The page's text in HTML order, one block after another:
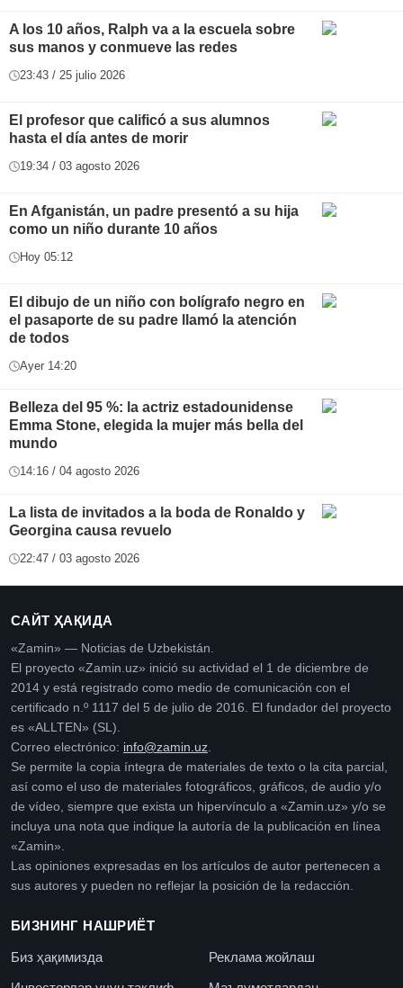
A los 10 años, Ralph va a la escuela sobre
sus manos y conmueve las redes
23:43 / 25 julio 2026
El profesor que calificó a sus alumnos
hasta el día antes de morir
19:34 / 03 agosto 2026
En Afganistán, un padre presentó a su hija
como un niño durante 10 años
Hoy 05:12
El dibujo de un niño con bolígrafo negro en
el pasaporte de su padre llamó la atención
de todos
Ayer 14:20
Belleza del 95 %: la actriz estadounidense
Emma Stone, elegida la mujer más bella del
mundo
14:16 / 04 agosto 2026
La lista de invitados a la boda de Ronaldo y
Georgina causa revuelo
22:47 / 03 agosto 2026
САЙТ ҲАҚИДА
«Zamin» — Noticias de Uzbekistán.
El proyecto «Zamin.uz» inició su actividad el 1 de diciembre de
2014 y está registrado como medio de comunicación con el
certificado n.º 1117 del 5 de julio de 2016. El fundador del proyecto
es «ALLTEN» (SL).
Correo electrónico: info@zamin.uz.
Se permite la copia íntegra de materiales de texto o la cita parcial,
así como el uso de materiales fotográficos, gráficos, de audio y/o
de vídeo, siempre que exista un hipervínculo a «Zamin.uz» y/o se
incluya una nota que indique la autoría de la publicación en línea
«Zamin».
Las opiniones expresadas en los artículos de autor pertenecen a
sus autores y pueden no reflejar la posición de la redacción.
БИЗНИНГ НАШРИЁТ
Биз ҳақимизда
Реклама жойлаш